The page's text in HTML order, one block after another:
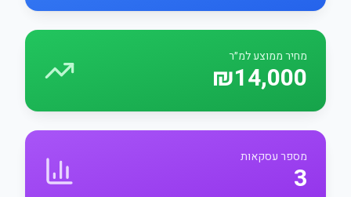
מחיר ממוצע למ״ר
₪14,000
מספר עסקאות
3